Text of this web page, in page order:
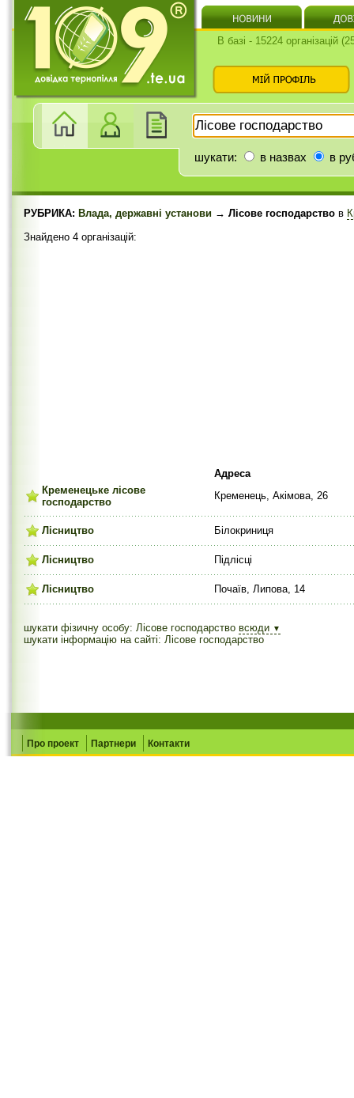
В базі - 15224 організацій
шукати: в назвах в
РУБРИКА: Влада, державні установи → Лісове господарство в
Знайдено 4 організацій:
Адреса
Кременецьке лісове
господарство
Кременець, Акімова, 26
Лісництво Білокриниця
Лісництво Підлісці
Лісництво Почаїв, Липова, 14
шукати фізичну особу: Лісове господарство всюди ▼
шукати інформацію на сайті: Лісове господарство
Про проект Партнери Контакти